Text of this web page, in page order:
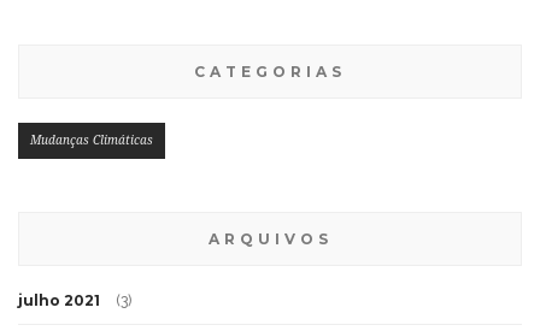
CATEGORIAS
Mudanças Climáticas
ARQUIVOS
julho 2021 (3)